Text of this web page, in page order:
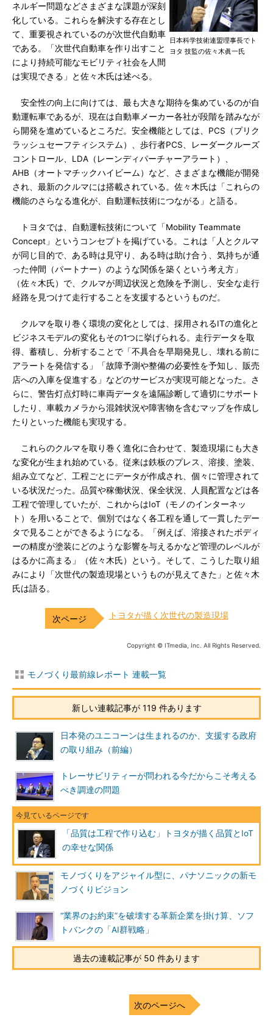
日本科学技術連盟理事長でト
ヨタ 技監の佐々木眞一氏
ネルギー問題などさまざまな課題が深刻
化している。これらを解決する存在とし
て、重要視されているのが次世代自動車
である。「次世代自動車を作り出すこと
により持続可能なモビリティ社会を人間
は実現できる」と佐々木氏は述べる。
安全性の向上に向けては、最も大きな期待を集めているのが自
動運転車であるが、現在は自動車メーカー各社が段階を踏みなが
ら開発を進めているところだ。安全機能としては、PCS（プリク
ラッシュセーフティシステム）、歩行者PCS、レーダークルーズ
コントロール、LDA（レーンディパーチャーアラート）、
AHB（オートマチックハイビーム）など、さまざまな機能が開発
され、最新のクルマには搭載されている。佐々木氏は「これらの
機能のさらなる進化が、自動運転技術につながる」と語る。
トヨタでは、自動運転技術について「Mobility Teammate
Concept」というコンセプトを掲げている。これは「人とクルマ
が同じ目的で、ある時は見守り、ある時は助け合う、気持ちが通
った仲間（パートナー）のような関係を築くという考え方」
（佐々木氏）で、クルマが周辺状況と危険を予測し、安全な走行
経路を見つけて走行することを支援するというものだ。
クルマを取り巻く環境の変化としては、採用されるITの進化と
ビジネスモデルの変化もその1つに挙げられる。走行データを取
得、蓄積し、分析することで「不具合を早期発見し、壊れる前に
アラートを発信する」「故障予測や整備の必要性を予知し、販売
店への入庫を促進する」などのサービスが実現可能となった。さ
らに、警告灯点灯時に車両データを遠隔診断して適切にサポート
したり、車載カメラから混雑状況や障害物を含むマップを作成し
たりといった機能も実現する。
これらのクルマを取り巻く進化に合わせて、製造現場にも大き
な変化が生まれ始めている。従来は鉄板のプレス、溶接、塗装、
組み立てなど、工程ごとにデータが作成され、個々に管理されて
いる状況だった。品質や稼働状況、保全状況、人員配置などは各
工程で管理していたが、これからはIoT（モノのインターネッ
ト）を用いることで、個別ではなく各工程を通して一貫したデー
タで見ることができるようになる。「例えば、溶接されたボディ
ーの精度が塗装にどのような影響を与えるかなど管理のレベルが
はるかに高まる」（佐々木氏）という。そして、こうした取り組
みにより「次世代の製造現場というものが見えてきた」と佐々木
氏は語る。
トヨタが描く次世代の製造現場
Copyright © ITmedia, Inc. All Rights Reserved.
モノづくり最前線レポート 連載一覧
新しい連載記事が 119 件あります
日本発のユニコーンは生まれるのか、支援する政府
の取り組み（前編）
トレーサビリティーが問われる今だからこそ考える
べき調達の問題
「品質は工程で作り込む」トヨタが描く品質とIoT
の幸せな関係
モノづくりをアジャイル型に、パナソニックの新モ
ノづくりビジョン
“業界のお約束”を破壊する革新企業を掛け算、ソフ
トバンクの「AI群戦略」
過去の連載記事が 50 件あります
次のページへ